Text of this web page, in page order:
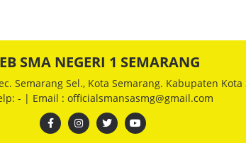
SMA NEGERI 1 SEMARANG
Semarang Sel., Kota Semarang. Kabupaten
- | Email : officialsmansasmg@gmail.com